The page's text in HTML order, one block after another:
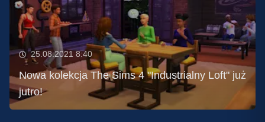
25.08.2021 8:40
Nowa kolekcja The Sims 4 "Industrialny Loft" już
jutro!